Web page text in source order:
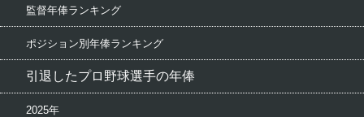
監督年俸ランキング
ポジション別年俸ランキング
引退したプロ野球選手の年俸
2025年